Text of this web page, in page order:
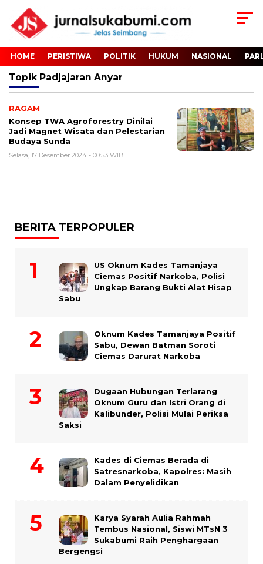
HOME PERISTIWA POLITIK HUKUM NASIONAL
Topik Padjajaran Anyar
RAGAM
Konsep TWA Agroforestry Dinilai
Jadi Magnet Wisata dan Pelestarian
Budaya Sunda
Selasa, 17 Desember 2024 - 00:53 WIB
BERITA TERPOPULER
US Oknum Kades Tamanjaya
Ciemas Positif Narkoba, Polisi
Ungkap Barang Bukti Alat Hisap
Sabu
Oknum Kades Tamanjaya Positif
Sabu, Dewan Batman Soroti
Ciemas Darurat Narkoba
Dugaan Hubungan Terlarang
Oknum Guru dan Istri Orang di
Kalibunder, Polisi Mulai Periksa
Saksi
Kades di Ciemas Berada di
Satresnarkoba, Kapolres: Masih
Dalam Penyelidikan
Karya Syarah Aulia Rahmah
Tembus Nasional, Siswi MTsN 3
Sukabumi Raih Penghargaan
Bergengsi